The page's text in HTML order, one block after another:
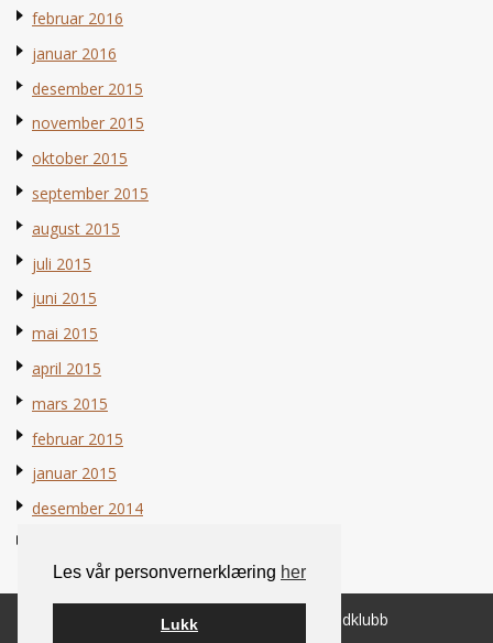
Les vår personvernerklæring her
Lukk
februar 2016
januar 2016
desember 2015
november 2015
oktober 2015
september 2015
august 2015
juli 2015
juni 2015
mai 2015
april 2015
mars 2015
februar 2015
januar 2015
desember 2014
© 2026 Norsk Berner Sennenhundklubb